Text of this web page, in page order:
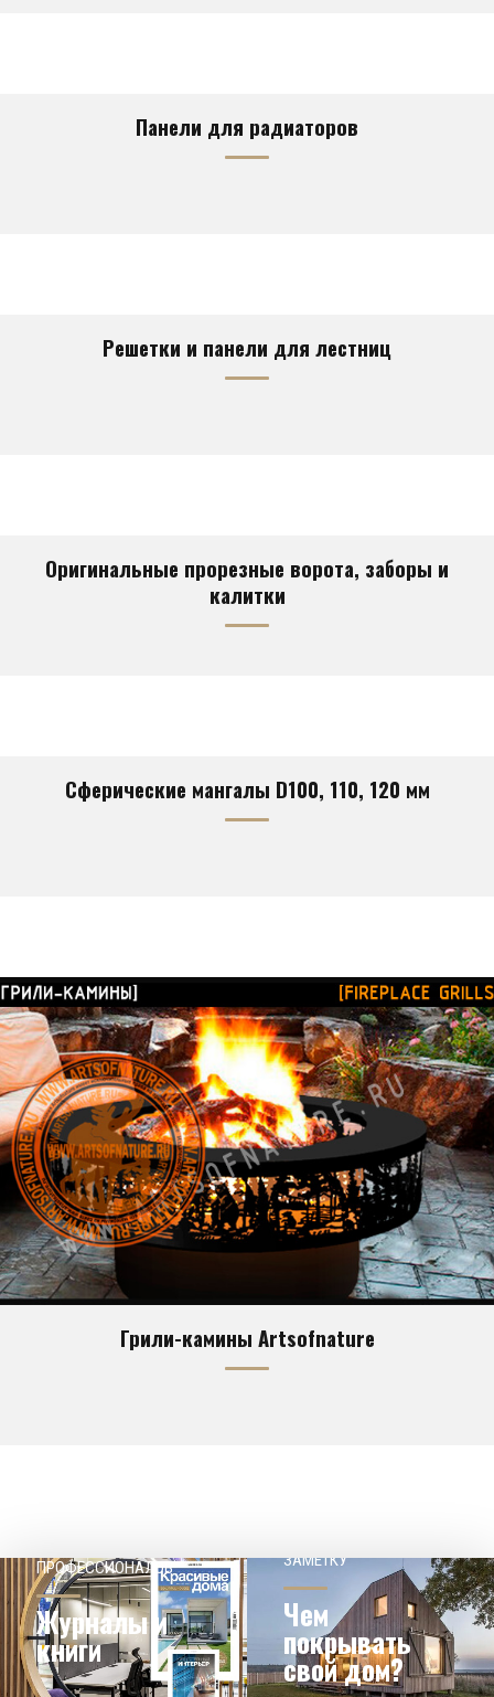
Панели для радиаторов
Решетки и панели для лестниц
Оригинальные прорезные ворота, заборы и
калитки
Сферические мангалы D100, 110, 120 мм
Грили-камины Artsofnature
ПРОФЕССИОНАЛОВ
Журналы и
книги
ЗАМЕТКУ
Чем
покрывать
свой дом?